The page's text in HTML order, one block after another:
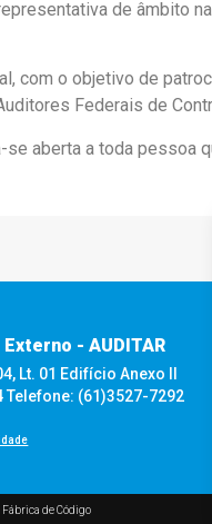
de âmbito
com o objetivo de
Federais de
aberta a toda pessoa
- AUDITAR
Lt. 01 Edifício Anexo II
Telefone: (61)3527-7292
Fábrica de Código